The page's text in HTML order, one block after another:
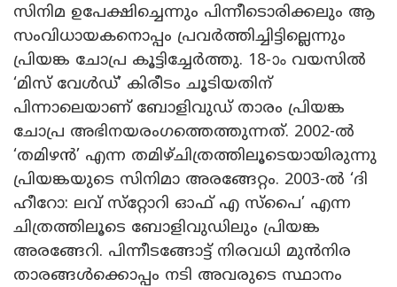
സിനിമ ഉപേക്ഷിച്ചെന്നും പിന്നീടൊരിക്കലും ആ
സംവിധായകനൊപ്പം പ്രവർത്തിച്ചിട്ടില്ലെന്നും
പ്രിയങ്ക ചോപ്ര കൂട്ടിച്ചേർത്തു. 18-ാം വയസിൽ
‘മിസ് വേൾഡ്’ കിരീടം ചൂടിയതിന്
പിന്നാലെയാണ് ബോളിവുഡ് താരം പ്രിയങ്ക
ചോപ്ര അഭിനയരംഗത്തെത്തുന്നത്. 2002-ൽ
‘തമിഴൻ’ എന്ന തമിഴ്ചിത്രത്തിലൂടെയായിരുന്നു
പ്രിയങ്കയുടെ സിനിമാ അരങ്ങേറ്റം. 2003-ൽ ‘ദി
ഹീറോ: ലവ് സ്‌റ്റോറി ഓഫ് എ സ്‌പൈ’ എന്ന
ചിത്രത്തിലൂടെ ബോളിവുഡിലും പ്രിയങ്ക
അരങ്ങേറി. പിന്നീടങ്ങോട്ട് നിരവധി മുൻനിര
താരങ്ങൾക്കൊപ്പം നടി അവരുടെ സ്ഥാനം